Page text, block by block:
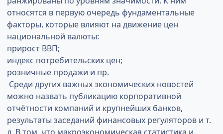
относятся в первую очередь фундаментальные
факторы, которые влияют на движение цен
национальной валюты:
прирост ВВП;
индекс потребительских цен;
розничные продажи и пр.
Среди других важных экономических новостей
можно назвать публикацию корпоративной
отчётности компаний и крупнейших банков,
результаты заседаний финансовых регуляторов и т.